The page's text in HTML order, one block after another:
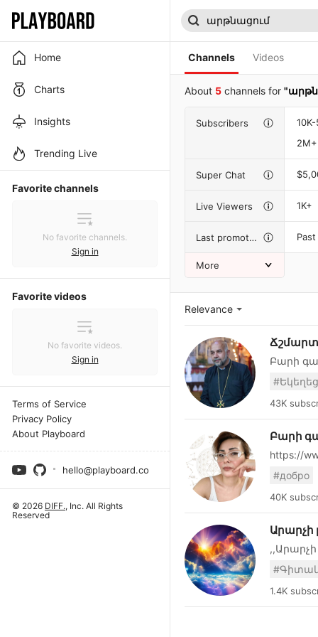
Home
Charts
Insights
Trending Live
Favorite channels
No favorite channels.
Sign in
Favorite videos
No favorite videos.
Sign in
Terms of Service
Privacy Policy
About Playboard
hello@playboard.co
© 2026 DIFF., Inc. All Rights
Reserved
Channels Videos
About 5 channels for
Subscribers
2M+
Super Chat
Live Viewers 1K+
Last promotion
More
Relevance
Բարի
Մեր
Spiritual
43K
Բարի
https://
#добро
40K
Արարչի
1.4K